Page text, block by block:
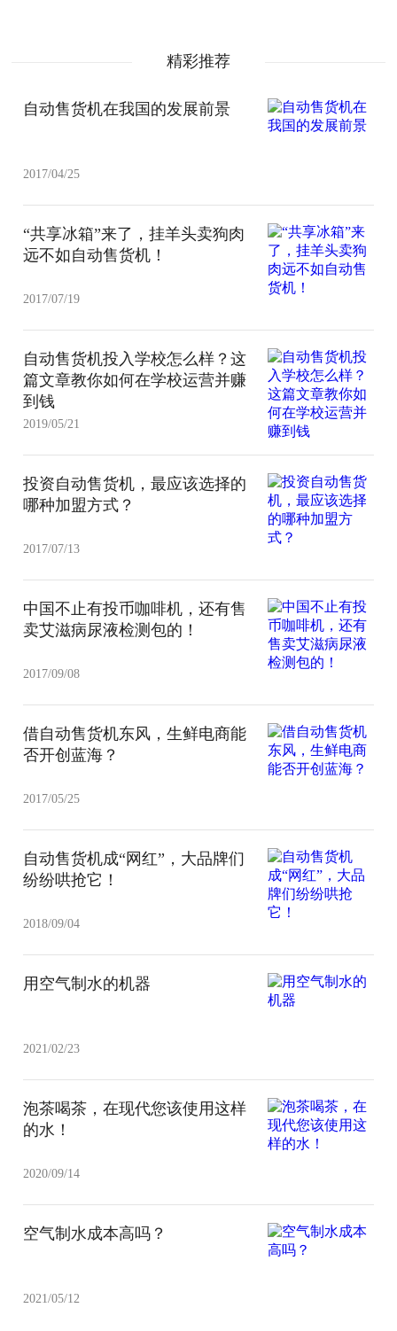
精彩推荐
自动售货机在我国的发展前景
2017/04/25
“共享冰箱”来了，挂羊头卖狗肉
远不如自动售货机！
2017/07/19
自动售货机投入学校怎么样？这
篇文章教你如何在学校运营并赚
到钱
2019/05/21
投资自动售货机，最应该选择的
哪种加盟方式？
2017/07/13
中国不止有投币咖啡机，还有售
卖艾滋病尿液检测包的！
2017/09/08
借自动售货机东风，生鲜电商能
否开创蓝海？
2017/05/25
自动售货机成“网红”，大品牌们
纷纷哄抢它！
2018/09/04
用空气制水的机器
2021/02/23
泡茶喝茶，在现代您该使用这样
的水！
2020/09/14
空气制水成本高吗？
2021/05/12